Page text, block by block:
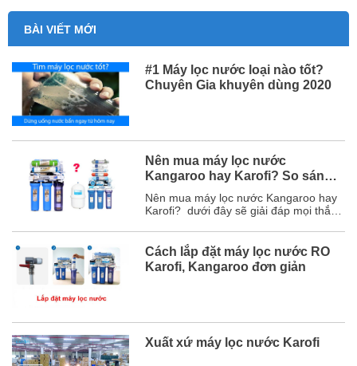
BÀI VIẾT MỚI
#1 Máy lọc nước loại nào tốt?
Chuyên Gia khuyên dùng 2020
Nên mua máy lọc nước
Kangaroo hay Karofi? So sánh
chi tiết
Nên mua máy lọc nước Kangaroo hay
Karofi? dưới đây sẽ giải đáp mọi thắc
này, bạn sẽ chọn được hãng máy lọc
nước phù hợp với mình. Mục lục 1. So
sánh chi tiết máy lọc nước Karofi và
Kangaroo ...
Cách lắp đặt máy lọc nước RO
Karofi, Kangaroo đơn giản
Xuất xứ máy lọc nước Karofi